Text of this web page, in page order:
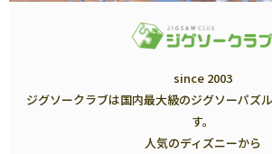
since 2003
ジグソークラブは国内最大級のジグソーパズ
す。
人気のディズニーから